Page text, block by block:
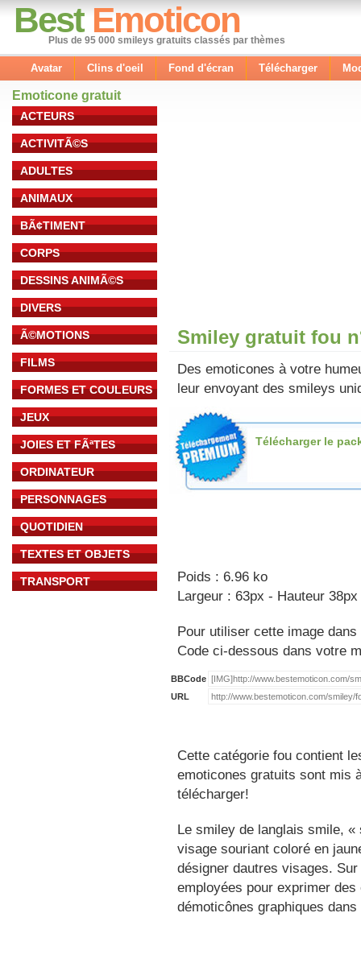
Best Emoticon
Plus de 95 000 smileys gratuits classés par thèmes
Avatar Clins d'oeil Fond d'écran Télécharger
Emoticone gratuit
ACTEURS
ACTIVITÃ©S
ADULTES
ANIMAUX
BÃ¢TIMENT
CORPS
DESSINS ANIMÃ©S
DIVERS
Ã©MOTIONS
FILMS
FORMES ET COULEURS
JEUX
JOIES ET FÃªTES
ORDINATEUR
PERSONNAGES
QUOTIDIEN
TEXTES ET OBJETS
TRANSPORT
Smiley gratuit fou
Des emoticones à votre
leur envoyant des smileys
Télécharger le
Poids : 6.96 ko
Largeur : 63px - Hauteur 38px
Pour utiliser cette image
Code ci-dessous dans votre
BBCode
URL
Cette catégorie fou contient
emoticones gratuits sont mis
télécharger!
Le smiley de langlais smile,
visage souriant coloré en
désigner dautres visages.
employées pour exprimer
démoticônes graphiques